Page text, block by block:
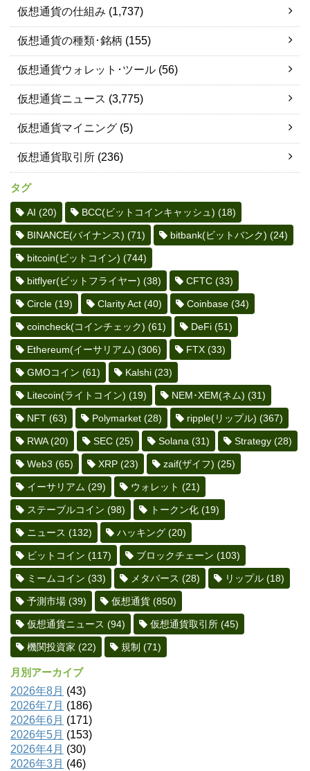
仮想通貨の仕組み (1,737)
仮想通貨の種類･銘柄 (155)
仮想通貨ウォレット･ツール (56)
仮想通貨ニュース (3,775)
仮想通貨マイニング (5)
仮想通貨取引所 (236)
タグ
AI (20) BCC(ビットコインキャッシュ) (18)
BINANCE(バイナンス) (71) bitbank(ビットバンク) (24)
bitcoin(ビットコイン) (744)
bitflyer(ビットフライヤー) (38) CFTC (33)
Circle (19) Clarity Act (40) Coinbase (34)
coincheck(コインチェック) (61) DeFi (51)
Ethereum(イーサリアム) (306) FTX (33)
GMOコイン (61) Kalshi (23)
Litecoin(ライトコイン) (19) NEM･XEM(ネム) (31)
NFT (63) Polymarket (28) ripple(リップル) (367)
RWA(20) SEC (25) Solana (31) Strategy (28)
Web3 (65) XRP (23) zaif(ザイフ) (25)
イーサリアム (29) ウォレット (21)
ステーブルコイン (98) トークン化 (19)
ニュース (132) ハッキング (20)
ビットコイン (117) ブロックチェーン (103)
ミームコイン (33) メタバース (28) リップル (18)
予測市場 (39) 仮想通貨 (850)
仮想通貨ニュース (94) 仮想通貨取引所 (45)
機関投資家 (22) 規制 (71)
月別アーカイブ
2026年8月 (43)
2026年7月 (186)
2026年6月 (171)
2026年5月 (153)
2026年4月 (30)
2026年3月 (46)